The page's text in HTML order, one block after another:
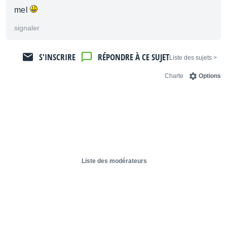
mel
signaler
< Liste des sujets
RÉPONDRE À CE SUJET
S'INSCRIRE
Options
Charte
Liste des modérateurs